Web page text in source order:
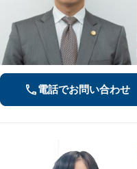
電話でお問い合わせ